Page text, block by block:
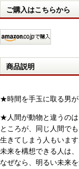
ご購入はこちらから
商品説明
★時間を手玉に取る男が
★人間が動物と違うのは
ところが、同じ人間で
生きてしまう人もいます
未来を構想できる人は、
なぜなら、明るい未来